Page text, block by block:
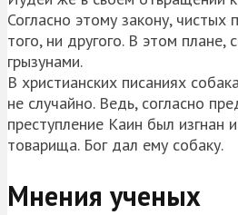
Согласно этому закону,
того, ни другого. В этом
грызунами.
В христианских писаниях
не случайно. Ведь, согласно
преступление Каин был изгнан
товарища. Бог дал ему собаку.
Мнения ученых